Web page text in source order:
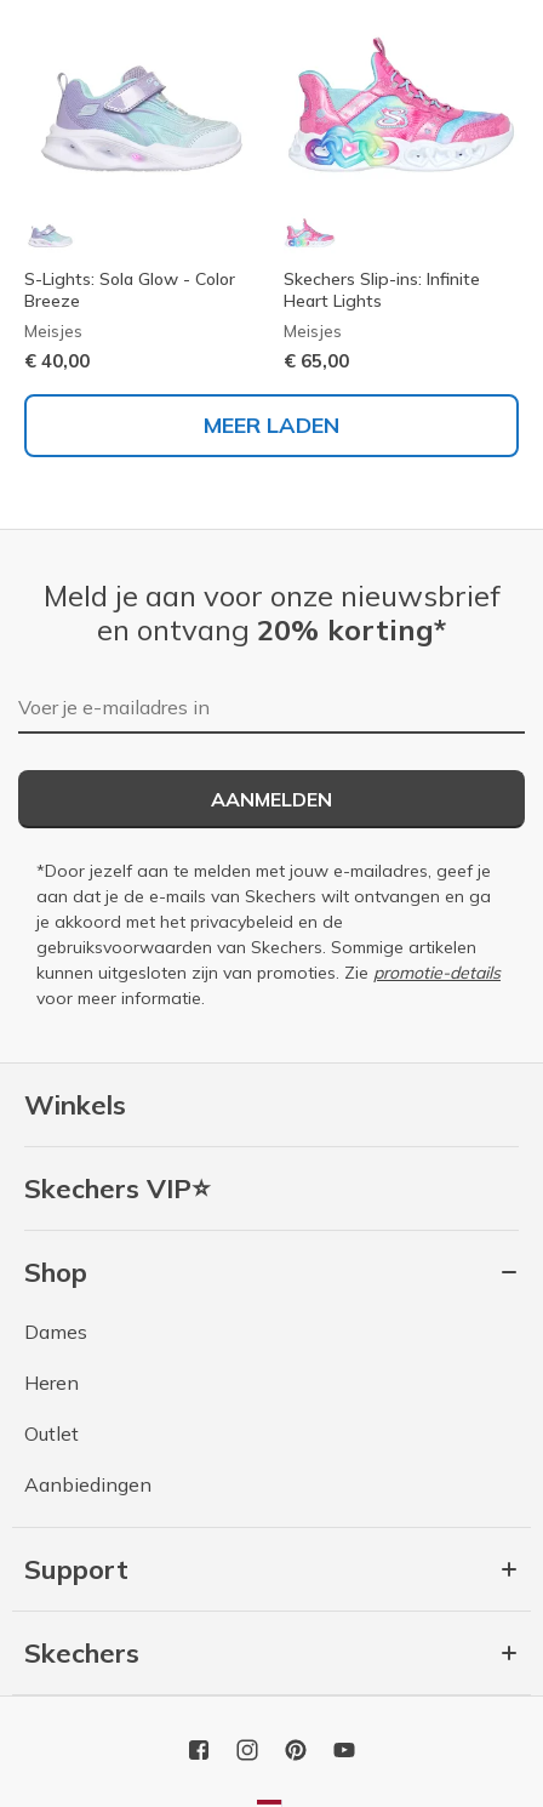
S-Lights: Sola Glow - Color
Breeze
Meisjes
€ 40,00
Skechers Slip-ins: Infinite
Heart Lights
Meisjes
€ 65,00
MEER LADEN
Winkels
Skechers VIP⭐
Shop
Dames
Heren
Outlet
Aanbiedingen
Support
Skechers
Meld je aan voor onze nieuwsbrief
en ontvang 20% korting*
E-mailadres
AANMELDEN
*Door jezelf aan te melden met jouw e-mailadres, geef je
aan dat je de e-mails van Skechers wilt ontvangen en ga
je akkoord met het privacybeleid en de
gebruiksvoorwaarden van Skechers. Sommige artikelen
kunnen uitgesloten zijn van promoties. Zie promotie-details
voor meer informatie.